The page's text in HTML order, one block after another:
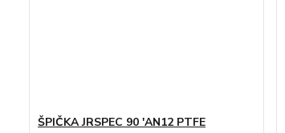
ŠPIČKA JRSPEC 90 'AN12 PTFE